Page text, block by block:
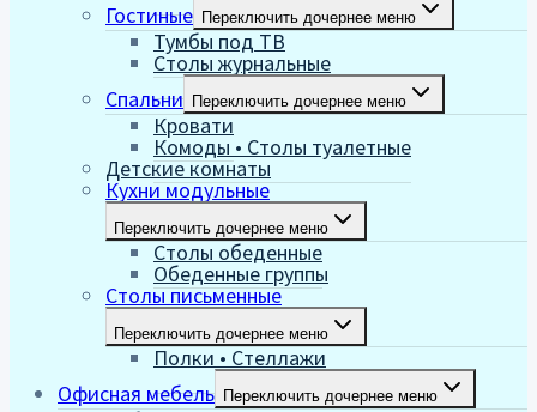
Гостиные Переключить дочернее меню
Тумбы под ТВ
Столы журнальные
Спальни Переключить дочернее меню
Кровати
Комоды • Столы туалетные
Детские комнаты
Кухни модульные
Переключить дочернее меню
Столы обеденные
Обеденные группы
Столы письменные
Переключить дочернее меню
Полки • Стеллажи
Офисная мебель Переключить дочернее меню